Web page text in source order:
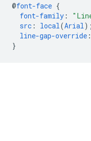
@font-face {
font-family :
src : local (Arial );
line-gap-override :
}